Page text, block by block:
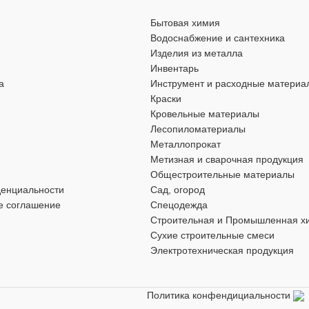
место — 22 мм
БРЕНД
МАТЕРИАЛ абразив
ДИАМЕТР ДИСКА
ОСОБЕННОСТИ
по металлу,
ТОЛЩИНА
соглашение
Бытовая химия
Водоснабжение и сантехника
Изделия из металла
Инвентарь
Инструмент и расходные
Краски
Кровельные материалы
Лесопиломатериалы
Металлопрокат
Метизная и сварочная продукция
Общестроительные материалы
Сад, огород
Спецодежда
Строительная и Промышленная
Сухие строительные смеси
Электротехническая продукция
Политика конфендициальности